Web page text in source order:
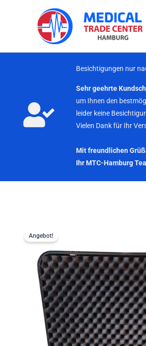
Besichtigungen nur
Sehr geehrte
um Ihnen den
leider keine
Vielen Dank für Ihr
Mit freundlichen
Ihr MTC-Hamburg
Angebot!